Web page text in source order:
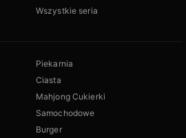
Wszystkie seria
Piekarnia
Ciasta
Mahjong Cukierki
Samochodowe
Burger